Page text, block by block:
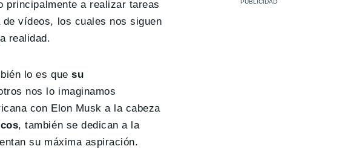
principalmente a realizar tareas
vídeos, los cuales nos siguen
realidad.
lo es quesu
nos lo imaginamos
con Elon Musk a la cabeza
, también se dedican a la
su máxima aspiración.